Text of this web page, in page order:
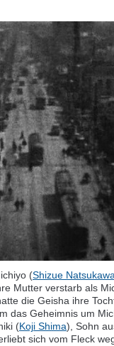
(Shizue
Mutter verstarb als
die Geisha ihre
das Geheimnis um
(Koji Shima), Sohn
sich vom Fleck